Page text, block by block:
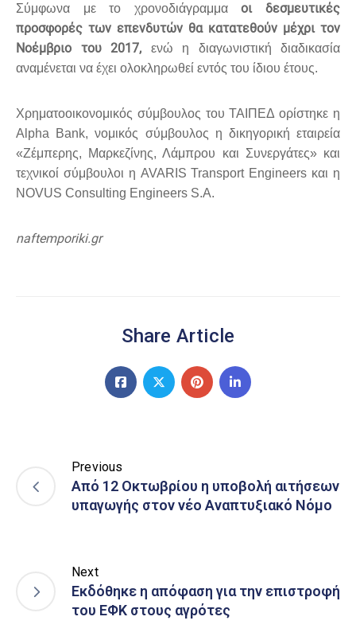
Σύμφωνα με το χρονοδιάγραμμαοι δεσμευτικές
προσφορές των επενδυτών θα κατατεθούν μέχρι τον
Νοέμβριο του 2017, ενώ η διαγωνιστική διαδικασία
αναμένεται να έχει ολοκληρωθεί εντός του ίδιου έτους.
Χρηματοοικονομικός σύμβουλος του ΤΑΙΠΕΔ ορίστηκε η
Alpha Bank, νομικός σύμβουλος η δικηγορική εταιρεία
«Ζέμπερης, Μαρκεζίνης, Λάμπρου και Συνεργάτες» και
τεχνικοί σύμβουλοι η AVARIS Transport Engineers και η
NOVUS Consulting Engineers S.A.
naftemporiki.gr
Share Article
Previous
Από 12 Οκτωβρίου η υποβολή αιτήσεων
υπαγωγής στον νέο Αναπτυξιακό Νόμο
Next
Εκδόθηκε η απόφαση για την επιστροφή
του ΕΦΚ στους αγρότες